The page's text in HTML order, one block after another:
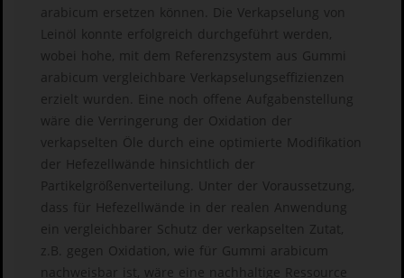
arabicum ersetzen können. Die Verkapselung von
Leinöl konnte erfolgreich durchgeführt werden,
wobei hohe, mit dem Referenzsystem aus Gummi
arabicum vergleichbare Verkapselungseffizienzen
erzielt wurden. Eine noch offene Aufgabenstellung
wäre die Verringerung der Oxidation der
verkapselten Öle durch eine optimierte Modifikation
der Hefezellwände hinsichtlich der
Partikelgrößenverteilung. Unter der Voraussetzung,
dass für Hefezellwände in der realen Anwendung
ein vergleichbarer Schutz der verkapselten Zutat,
z.B. gegen Oxidation, wie für Gummi arabicum
nachweisbar ist, wäre eine nachhaltige Ressource